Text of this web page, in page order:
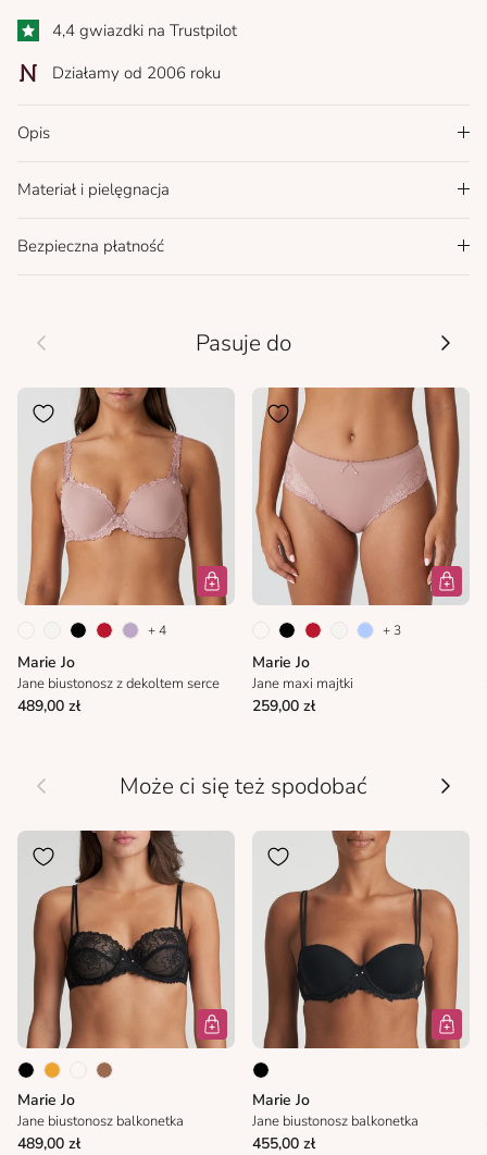
4,4 gwiazdki na Trustpilot
Działamy od 2006 roku
Opis
Materiał i pielęgnacja
Bezpieczna płatność
Wcześniej Pasuje do
+ 4
Marie Jo
Jane biustonosz z dekoltem serce
489,00 zł
+ 3
Marie Jo
Jane maxi majtki
259,00 zł
Wcześniej Może ci się też spodobać
Marie Jo
Jane biustonosz balkonetka
489,00 zł
Marie Jo
Jane biustonosz balkonetka
455,00 zł